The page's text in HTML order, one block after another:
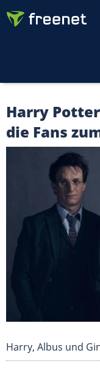
Harry
die Fans
Harry, Albus und